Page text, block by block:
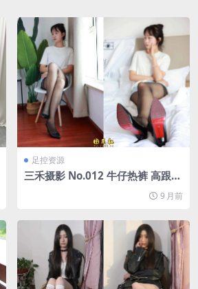
足控资源
三禾摄影 No.012 牛仔热裤 高跟
9 月前